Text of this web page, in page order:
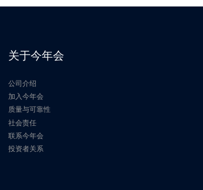
关于今年会
公司介绍
加入今年会
质量与可靠性
社会责任
联系今年会
投资者关系